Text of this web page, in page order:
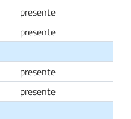
presente
presente
presente
presente